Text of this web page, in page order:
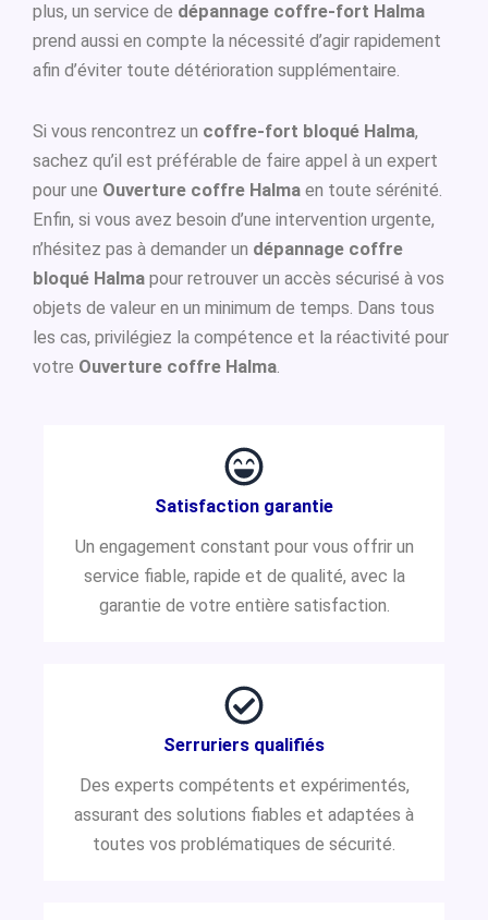
plus, un service de dépannage coffre-fort Halma
prend aussi en compte la nécessité d’agir rapidement
afin d’éviter toute détérioration supplémentaire.
Si vous rencontrez un coffre-fort bloqué Halma,
sachez qu’il est préférable de faire appel à un expert
pour une Ouverture coffre Halma en toute sérénité.
Enfin, si vous avez besoin d’une intervention urgente,
n’hésitez pas à demander un dépannage coffre
bloqué Halma pour retrouver un accès sécurisé à vos
objets de valeur en un minimum de temps. Dans tous
les cas, privilégiez la compétence et la réactivité pour
votre Ouverture coffre Halma.
Satisfaction garantie
Un engagement constant pour vous offrir un
service fiable, rapide et de qualité, avec la
garantie de votre entière satisfaction.
Serruriers qualifiés
Des experts compétents et expérimentés,
assurant des solutions fiables et adaptées à
toutes vos problématiques de sécurité.